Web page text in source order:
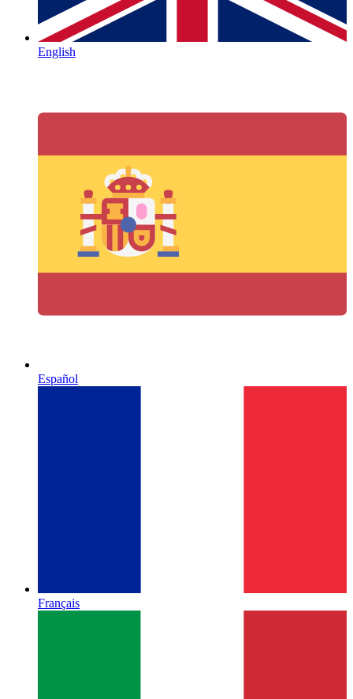
English
Español
Français